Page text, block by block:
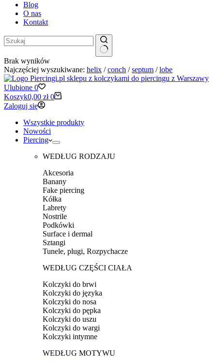
Blog
O nas
Kontakt
Brak wyników
Najczęściej wyszukiwane: helix /conch /septum /lobe
Ulubione 0
Koszyk0,00 zł 0
Zaloguj się
Wszystkie produkty
Nowości
Piercing
WEDŁUG RODZAJU
Akcesoria
Banany
Fake piercing
Kółka
Labrety
Nostrile
Podkówki
Surface i dermal
Sztangi
Tunele, plugi, Rozpychacze
WEDŁUG CZĘŚCI CIAŁA
Kolczyki do brwi
Kolczyki do języka
Kolczyki do nosa
Kolczyki do pępka
Kolczyki do uszu
Kolczyki do wargi
Kolczyki intymne
WEDŁUG MOTYWU